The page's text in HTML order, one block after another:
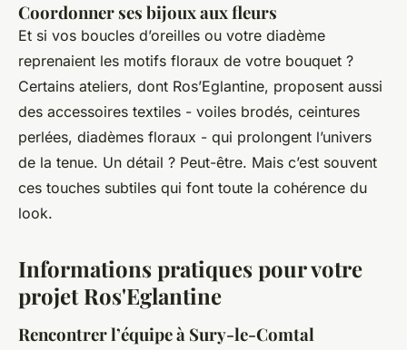
Coordonner ses bijoux aux fleurs
Et si vos boucles d’oreilles ou votre diadème
reprenaient les motifs floraux de votre bouquet ?
Certains ateliers, dont Ros’Eglantine, proposent aussi
des accessoires textiles - voiles brodés, ceintures
perlées, diadèmes floraux - qui prolongent l’univers
de la tenue. Un détail ? Peut-être. Mais c’est souvent
ces touches subtiles qui font toute la cohérence du
look.
Informations pratiques pour votre
projet Ros'Eglantine
Rencontrer l’équipe à Sury-le-Comtal